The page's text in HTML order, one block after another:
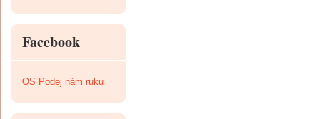
Facebook
OS Podej nám ruku